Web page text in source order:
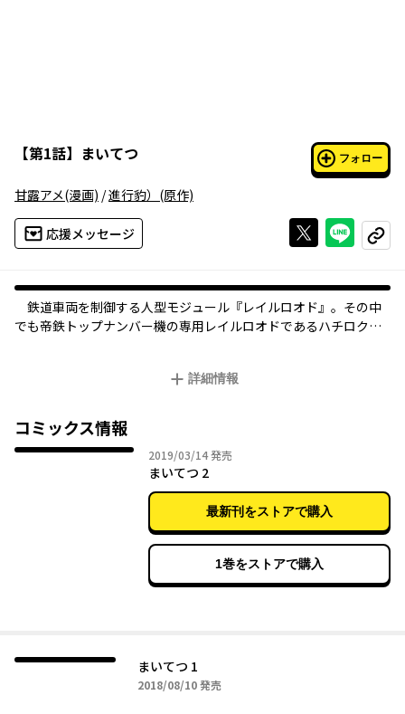
【第1話】 まいてつ フォロー
甘露アメ(漫画) /進行豹） (原作)
応援メッセージ Xで投稿する
ライン
コピー
鉄道車両を制御する人型モジュール『レイルロオド』。その中
でも帝鉄トップナンバー機の専用レイルロオドであるハチロク
クラ』を採用した乗り物。エアクラ工場の誘致話を聞きつけた右
一夜市に戻ってくる。そして双鉄は他界した祖父の部屋で偶然ハ
チロクを目覚めさせるのだった。こうして出会ったふたりは、ど
んな未来へ向かうレールを歩んでいくのだろうか……。
詳細情報
コミックス情報
2019/03/142019年03月14日
発売
まいてつ 2
最新刊をストアで購入
1巻をストアで購入
まいてつ 1
2018/08/102018年08月10日
発売